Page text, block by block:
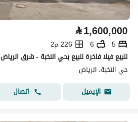
⃁1,600,000
5
6
226 م2
للبيع فيلا فاخرة للبيع بحي النخبة - شرق الرياض
حي النخبة، الرياض
الإيميل
اتصال